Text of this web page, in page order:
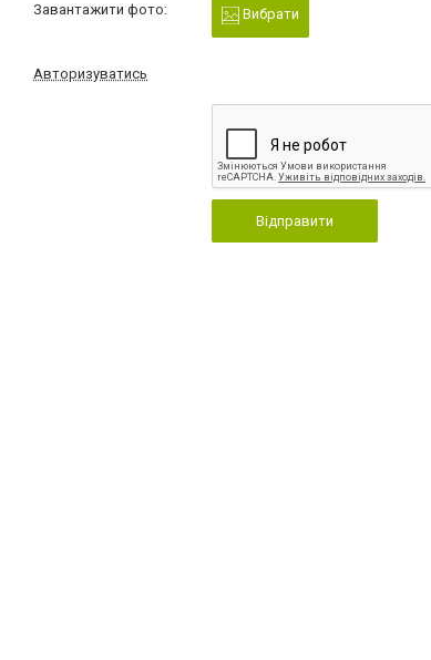
Завантажити фото: Вибрати
Авторизуватись
Відправити